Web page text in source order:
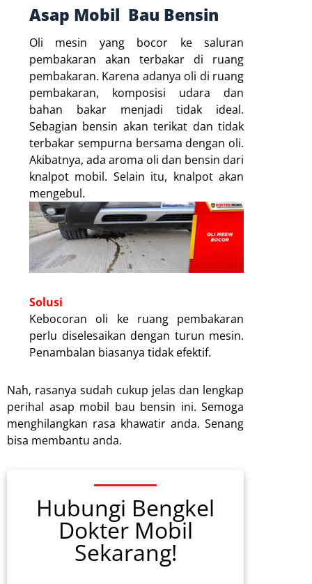
Asap Mobil Bau Bensin
Oli mesin yang bocor ke saluran
pembakaran akan terbakar di ruang
pembakaran. Karena adanya oli di ruang
pembakaran, komposisi udara dan
bahan bakar menjadi tidak ideal.
Sebagian bensin akan terikat dan tidak
terbakar sempurna bersama dengan oli.
Akibatnya, ada aroma oli dan bensin dari
knalpot mobil. Selain itu, knalpot akan
mengebul.
Solusi
Kebocoran oli ke ruang pembakaran
perlu diselesaikan dengan turun mesin.
Penambalan biasanya tidak efektif.
Nah, rasanya sudah cukup jelas dan lengkap
perihal asap mobil bau bensin ini. Semoga
menghilangkan rasa khawatir anda. Senang
bisa membantu anda.
Hubungi Bengkel
Dokter Mobil
Sekarang!